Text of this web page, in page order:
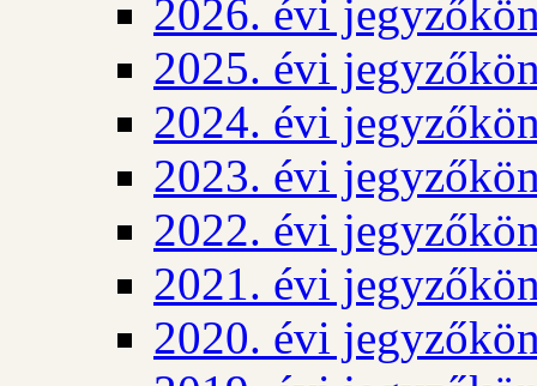
2026. évi
2025. évi
2024. évi
2023. évi
2022. évi
2021. évi
2020. évi